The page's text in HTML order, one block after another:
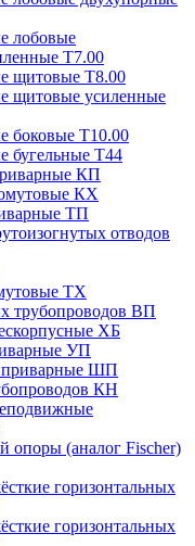
лобовые
Т7.00
щитовые Т8.00
щитовые усиленные
боковые Т10.00
бугельные Т44
КП
КХ
ТП
отводов
ТХ
трубопроводов ВП
ХБ
УП
ШП
КН
опоры (аналог Fischer)
горизонтальных
горизонтальных